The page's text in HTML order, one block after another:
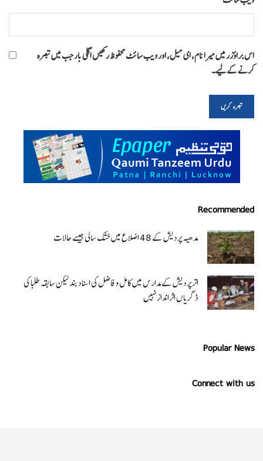
اس براؤزر میں میرا نام، ای میل، اور ویب سائٹ محفوظ رکھیں اگلی بار جب میں تبصرہ
کرنے کےلیے۔
Recommended
مدھیہ پردیش کے 48 اضلاع میں خشک سالی جیسے حالات
اتر پردیش کےمدارس میں کامل و فاضل کی اسناد بند لیکن سابقہ طلبا کی
ڈگریا ں اثرانداز نہیں
Popular News
Connect with us